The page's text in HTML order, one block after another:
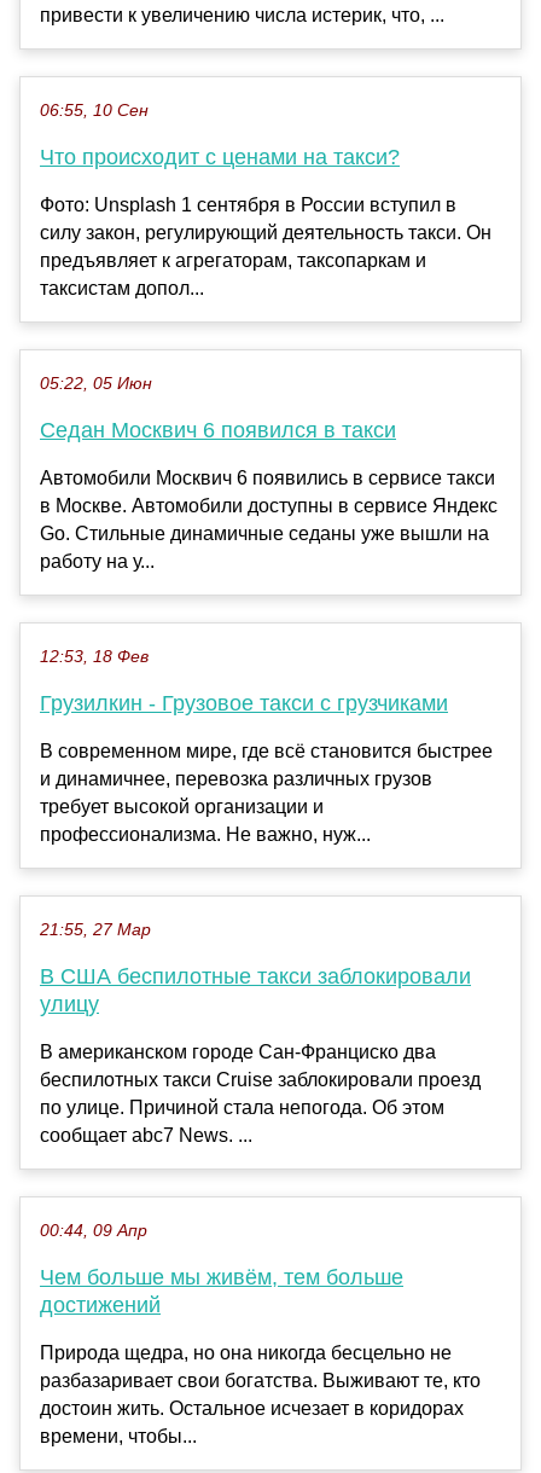
привести к увеличению числа истерик, что, ...
06:55, 10 Сен
Что происходит с ценами на такси?
Фото: Unsplash 1 сентября в России вступил в
силу закон, регулирующий деятельность такси. Он
предъявляет к агрегаторам, таксопаркам и
таксистам допол...
05:22, 05 Июн
Седан Москвич 6 появился в такси
Автомобили Москвич 6 появились в сервисе такси
в Москве. Автомобили доступны в сервисе Яндекс
Go. Стильные динамичные седаны уже вышли на
работу на у...
12:53, 18 Фев
Грузилкин - Грузовое такси с грузчиками
В современном мире, где всё становится быстрее
и динамичнее, перевозка различных грузов
требует высокой организации и
профессионализма. Не важно, нуж...
21:55, 27 Мар
В США беспилотные такси заблокировали
улицу
В американском городе Сан-Франциско два
беспилотных такси Cruise заблокировали проезд
по улице. Причиной стала непогода. Об этом
сообщает abc7 News. ...
00:44, 09 Апр
Чем больше мы живём, тем больше
достижений
Природа щедра, но она никогда бесцельно не
разбазаривает свои богатства. Выживают те, кто
достоин жить. Остальное исчезает в коридорах
времени, чтобы...